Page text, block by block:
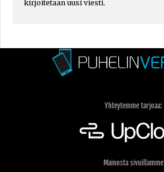
kirjoitetaan uusi viesti.
Yhteytemme tarjoaa:
Mainosta sivuillamme